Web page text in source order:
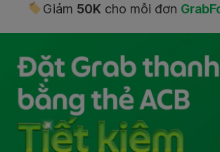
Giảm 50K cho mỗi đơn